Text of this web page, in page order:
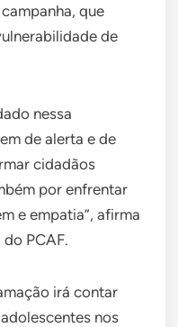
que
de
nessa
de alerta e de
cidadãos
por enfrentar
e empatia”, afirma
PCAF.
irá contar
nos